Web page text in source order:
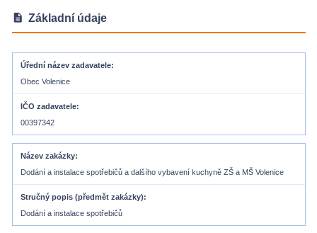
description Základní údaje
Úřední název zadavatele
Obec Volenice
IČO zadavatele
00397342
Název zakázky
Dodání a instalace spotřebičů a dalšího vybavení kuchyně ZŠ a MŠ Volenice
Stručný popis (předmět zakázky)
Dodání a instalace spotřebičů